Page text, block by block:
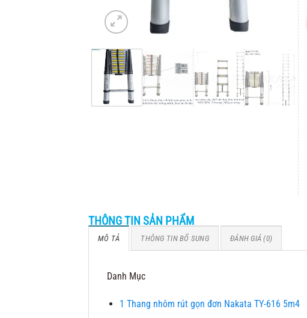
THÔNG TIN SẢN PHẨM
MÔ TẢ THÔNG TIN BỔ SUNG ĐÁNH GIÁ (0)
Danh Mục
1 Thang nhôm rút gọn đơn Nakata TY-616 5m4